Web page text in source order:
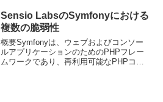
ンが発生...
Sensio LabsのSymfonyにおける
複数の脆弱性
概要Symfonyは、ウェブおよびコンソー
ルアプリケーションのためのPHPフレー
ムワークであり、再利用可能なPHPコン